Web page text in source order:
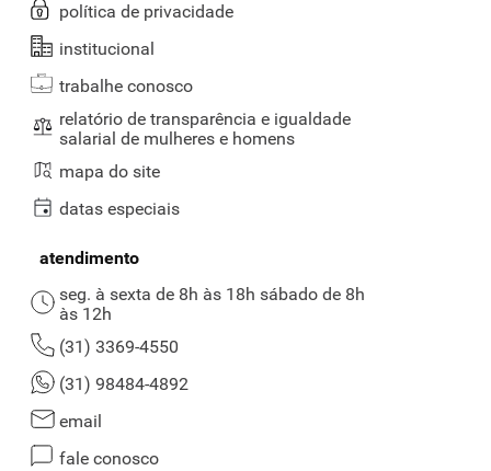
política de privacidade
institucional
trabalhe conosco
relatório de transparência e igualdade
salarial de mulheres e homens
mapa do site
datas especiais
atendimento
seg. à sexta de 8h às 18h sábado de 8h
às 12h
(31) 3369-4550
(31) 98484-4892
email
fale conosco